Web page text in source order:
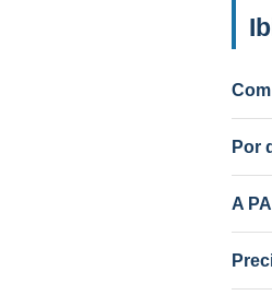
Por
A
Sim!